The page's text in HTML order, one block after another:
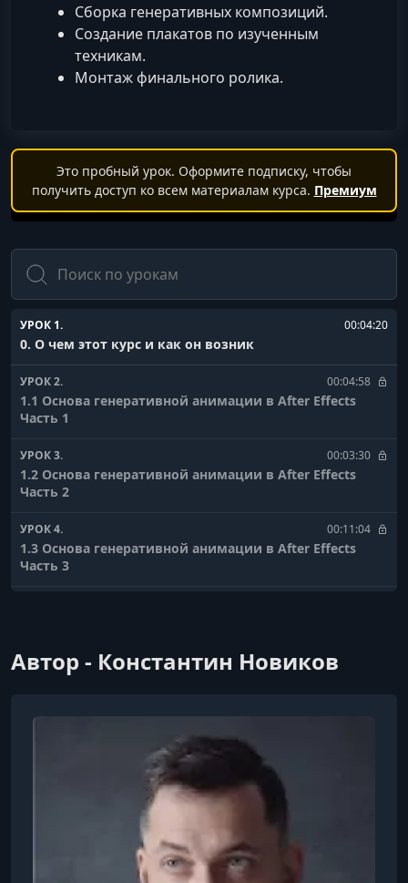
Сборка генеративных композиций.
Создание плакатов по изученным
техникам.
Монтаж финального ролика.
Это пробный урок. Оформите подписку, чтобы
получить доступ ко всем материалам курса. Премиум
Поиск
УРОК 1. 00:04:20
0. О чем этот курс и как он возник
УРОК 2. 00:04:58
1.1 Основа генеративной анимации в After Effects
Часть 1
УРОК 3. 00:03:30
1.2 Основа генеративной анимации в After Effects
Часть 2
УРОК 4. 00:11:04
1.3 Основа генеративной анимации в After Effects
Часть 3
1.6 Основа генеративной анимации в After Effects
2.1 Узлы Лиссажу. Часть 1
Автор - Константин Новиков